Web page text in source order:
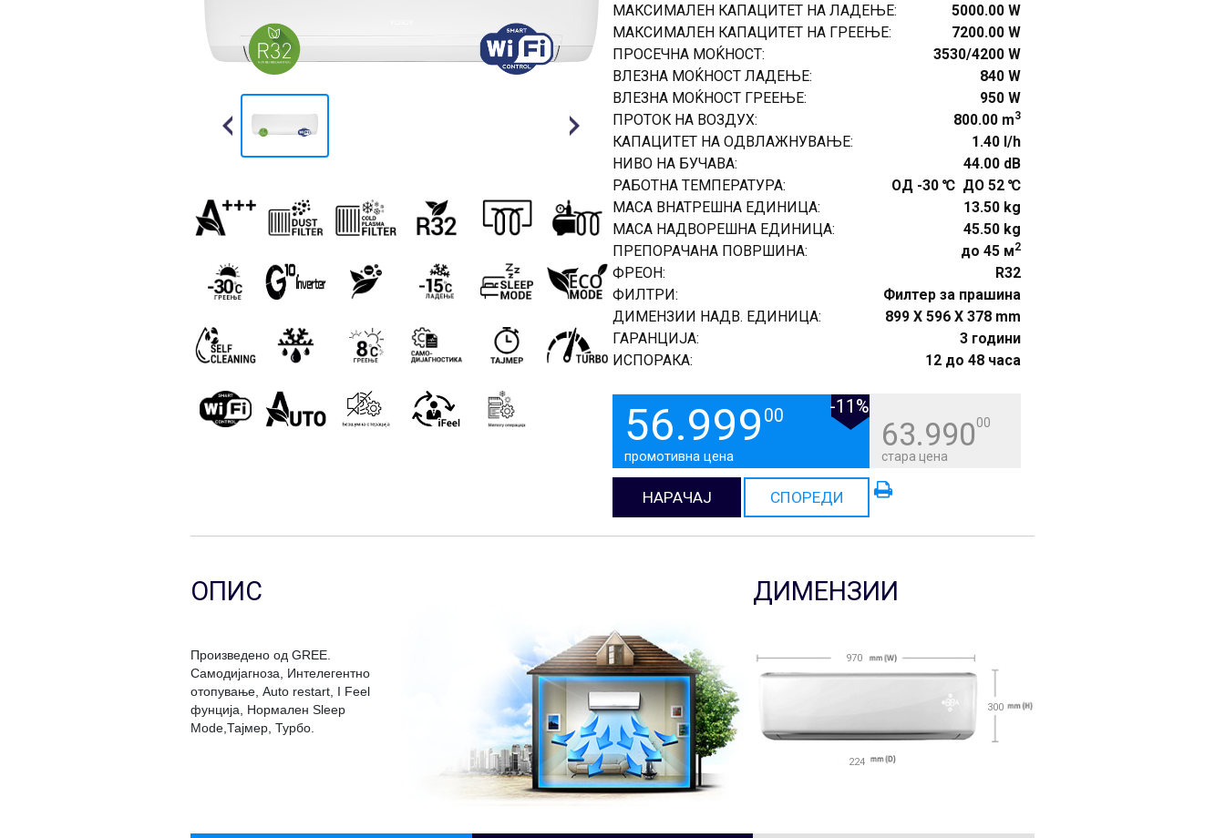
Previous Next
МАКСИМАЛЕН КАПАЦИТЕТ НА ЛАДЕЊЕ:
5000.00 W
МАКСИМАЛЕН КАПАЦИТЕТ НА ГРЕЕЊЕ:
7200.00 W
ПРОСЕЧНА МОЌНОСТ:
3530/4200 W
ВЛЕЗНА МОЌНОСТ ЛАДЕЊЕ:
840 W
ВЛЕЗНА МОЌНОСТ ГРЕЕЊЕ:
950 W
ПРОТОК НА ВОЗДУХ:
800.00 m3
КАПАЦИТЕТ НА ОДВЛАЖНУВАЊЕ:
1.40 l/h
НИВО НА БУЧАВА:
44.00 dB
РАБОТНА ТЕМПЕРАТУРА:
ОД -30 ℃ ДО 52 ℃
МАСА ВНАТРЕШНА ЕДИНИЦА:
13.50 kg
МАСА НАДВОРЕШНА ЕДИНИЦА:
45.50 kg
ПРЕПОРАЧАНА ПОВРШИНА:
до 45 м2
ФРЕОН:
R32
ФИЛТРИ:
Филтер за прашина
ДИМЕНЗИИ НАДВ. ЕДИНИЦА:
899 X 596 X 378 mm
ГАРАНЦИЈА:
3 години
ИСПОРАКА:
12 до 48 часа
56.999 00 -11%
промотивна цена
63.99000
стара цена
НАРАЧАЈ СПОРЕДИ
ОПИС
Произведено од GREE.
Самодијагноза, Интелегентно
отопување, Аuto restart, I Feel
фунција, Нормален Sleep
Mode,Тајмер, Турбо.
ДИМЕНЗИИ
970
300
224